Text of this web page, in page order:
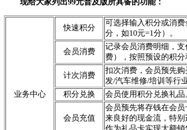
现给大家列出99元普及版所具备的功能：
业务中心
快速积分
可选择输入积分或消
分，如10元=1分）。
会员消费
记录会员消费明细，
费），按照预设的积分
计次消费
扣次消费，会员预先
发/汽车维修/培训等行业
积分兑换
会员使用积分兑换礼品
会员充值
会员预先将存钱在会
来良好的现金流，特
作为礼品卡实现大额销